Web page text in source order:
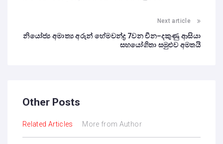
Next article
නියෝජ්‍ය අමාත්‍ය අරුන් හේමචන්ද්‍ර 7වන චීන–දකුණු ආසියා
සහයෝගිතා සමුළුව අමතයි
Other Posts
Related Articles More from Author